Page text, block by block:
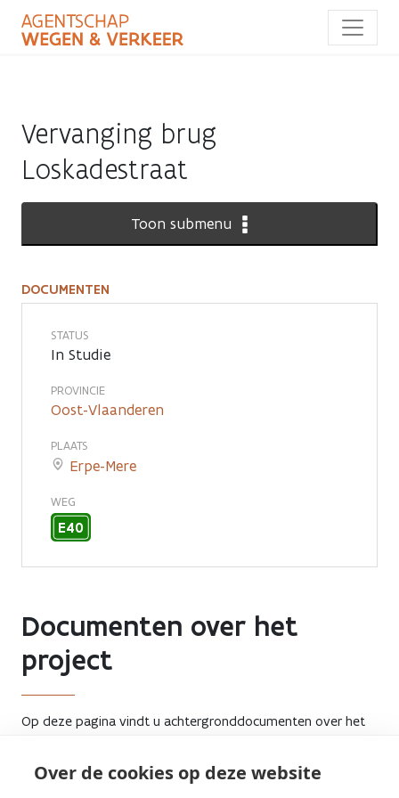
Over de cookies op deze website
naar
Vervanging brug
Loskadestraat
Toon submenu
Documenten
DOCUMENTEN
STATUS
In Studie
PROVINCIE
Oost-Vlaanderen
PLAATS
Erpe-Mere
WEG
E40
Documenten over het
project
Op deze pagina vindt u achtergronddocumenten over het